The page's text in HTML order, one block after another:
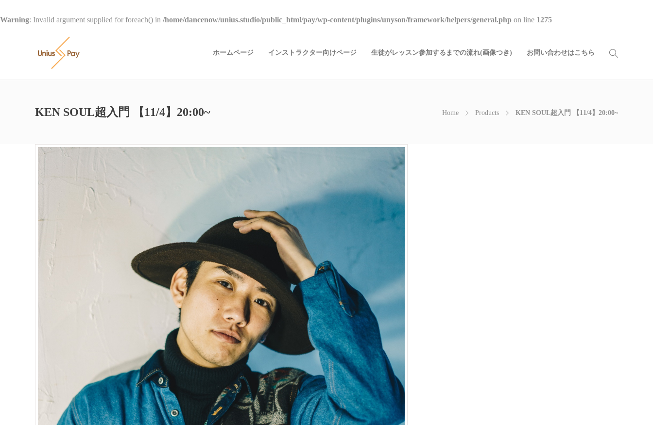
Warning: Invalid argument supplied for foreach() in /home/dancenow/unius.studio/public_html/pay/wp-content/plugins/unyson/framework/helpers/general.php on line 1275
ホームページ インストラクター向けページ 生徒がレッスン参加するまでの流れ(画像つき) お問い合わせはこちら
KEN SOUL超入門 【11/4】20:00~ Home Products KEN SOUL超入門 【11/4】20:00~